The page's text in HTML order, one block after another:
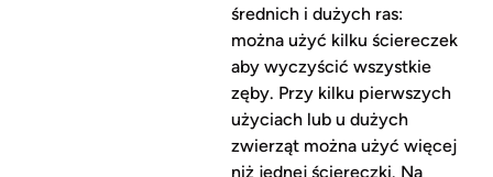
średnich i dużych ras:
można użyć kilku ściereczek
aby wyczyścić wszystkie
zęby. Przy kilku pierwszych
użyciach lub u dużych
zwierząt można użyć więcej
niż jednej ściereczki. Na